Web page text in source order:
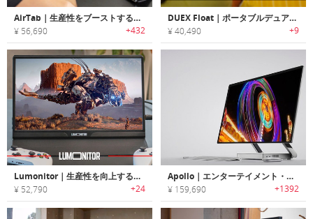
AirTab｜生産性をブーストする軽量15.6インチポータブルタッチスクリーンモニター「エアタブ」
¥ 56,690 +432
DUEX Float｜ポータブルデュアルスクリーンモニター
¥ 40,490 +9
Lumonitor｜生産性を向上する4Kタッチスクリーンポータブルモニター「ルモニター」
¥ 52,790 +24
Apollo｜エンターテイメント・デザインに最適な４Kタッチスクリーンコンピューター「アポロ」
¥ 159,690 +1392